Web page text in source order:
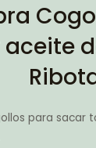
para sacar